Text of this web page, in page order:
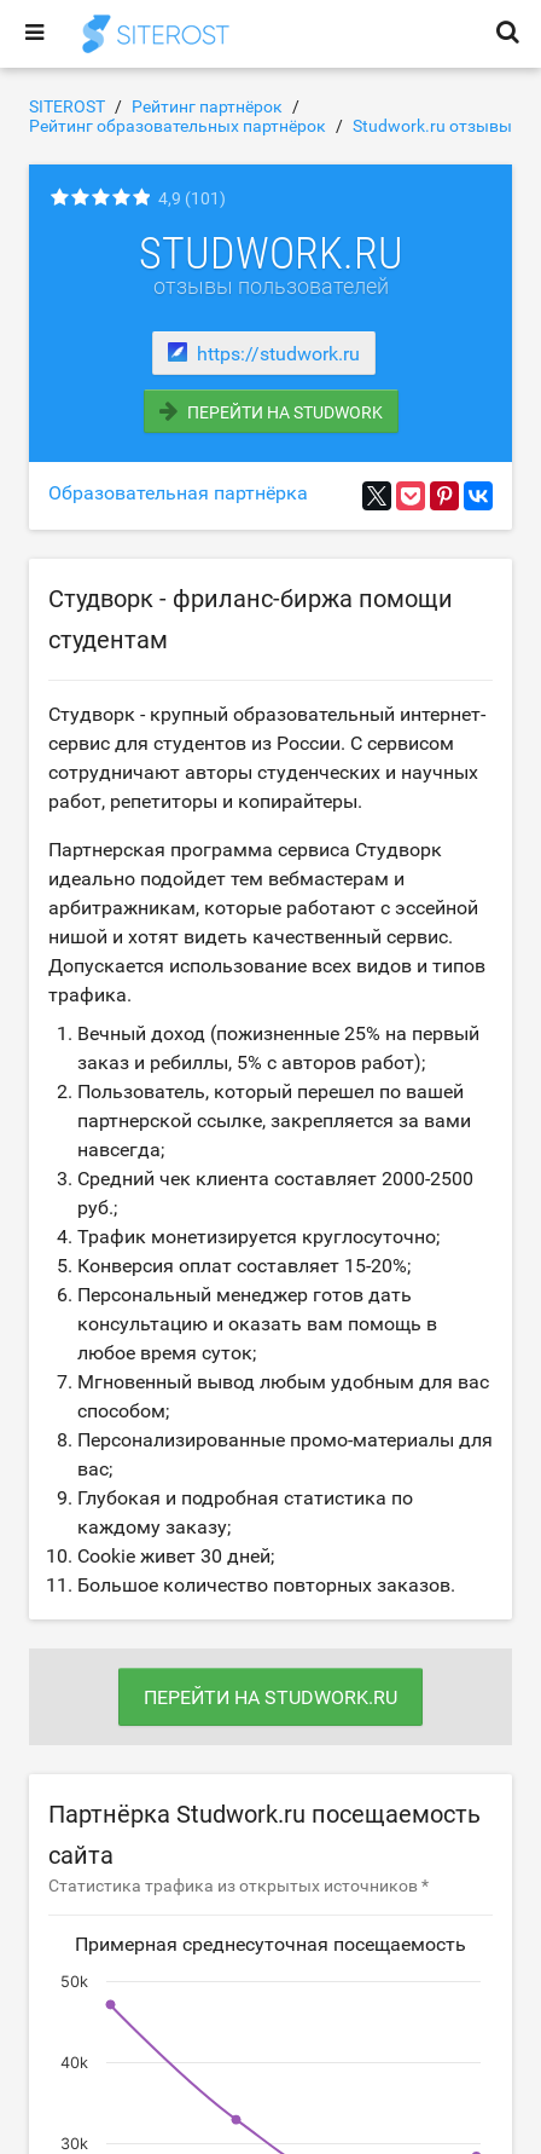
SITEROST
Рейтинг партнёрок
Рейтинг образовательных партнёрок
Studwork.ru отзывы
4,9 (101)
STUDWORK.RU
отзывы пользователей
https://studwork.ru
ПЕРЕЙТИ НА STUDWORK
Образовательная партнёрка
Студворк - фриланс-биржа помощи
студентам
Студворк - крупный образовательный интернет-
сервис для студентов из России. С сервисом
сотрудничают авторы студенческих и научных
работ, репетиторы и копирайтеры.
Партнерская программа сервиса Студворк
идеально подойдет тем вебмастерам и
арбитражникам, которые работают с эссейной
нишой и хотят видеть качественный сервис.
Допускается использование всех видов и типов
трафика.
Вечный доход (пожизненные 25% на первый
заказ и ребиллы, 5% с авторов работ);
Пользователь, который перешел по вашей
партнерской ссылке, закрепляется за вами
навсегда;
Средний чек клиента составляет 2000-2500
руб.;
Трафик монетизируется круглосуточно;
Конверсия оплат составляет 15-20%;
Персональный менеджер готов дать
консультацию и оказать вам помощь в
любое время суток;
Мгновенный вывод любым удобным для вас
способом;
Персонализированные промо-материалы для
вас;
Глубокая и подробная статистика по
каждому заказу;
Cookie живет 30 дней;
Большое количество повторных заказов.
ПЕРЕЙТИ НА STUDWORK.RU
Партнёрка Studwork.ru посещаемость
сайта
Статистика трафика из открытых источников *
Примерная среднесуточная посещаемость
30k
40k
50k